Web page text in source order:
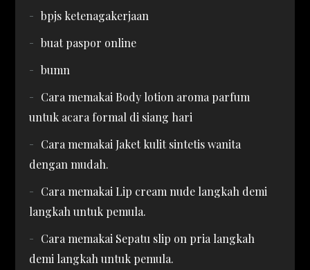
bpjs ketenagakerjaan
buat paspor online
bumn
Cara memakai Body lotion aroma parfum
untuk acara formal di siang hari
Cara memakai Jaket kulit sintetis wanita
dengan mudah.
Cara memakai Lip cream nude langkah demi
langkah untuk pemula.
Cara memakai Sepatu slip on pria langkah
demi langkah untuk pemula.